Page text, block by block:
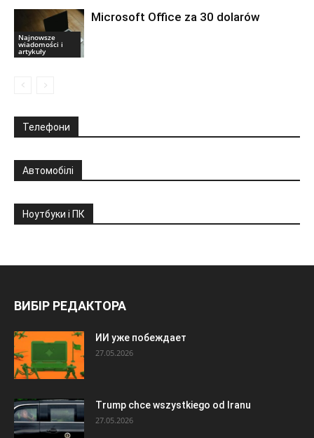
Najnowsze
wiadomości i
artykuły
Microsoft Office za 30 dolarów
Телефони
Автомобілі
Ноутбуки і ПК
ВИБІР РЕДАКТОРА
ИИ уже побеждает
27.05.2026
Trump chce wszystkiego od Iranu
27.05.2026